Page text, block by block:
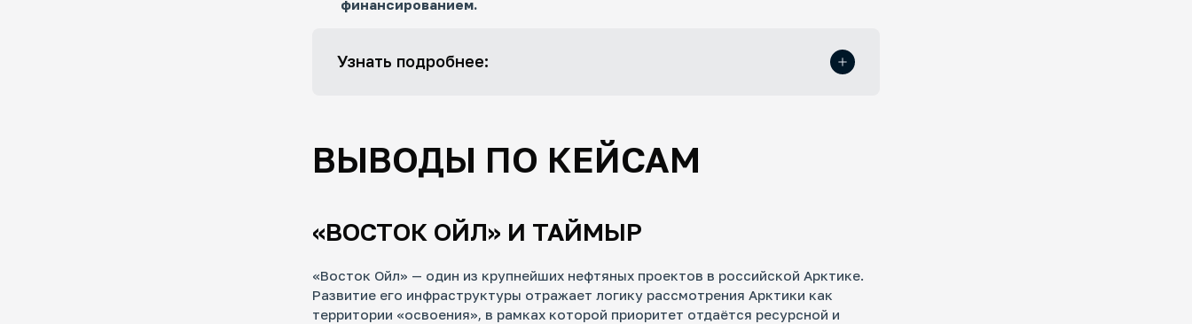
финансированием.
Узнать подробнее:
ВЫВОДЫ ПО КЕЙСАМ
«ВОСТОК ОЙЛ» И ТАЙМЫР
«Восток Ойл» — один из крупнейших нефтяных проектов в российской Арктике.
Развитие его инфраструктуры отражает логику рассмотрения Арктики как
территории «освоения», в рамках которой приоритет отдаётся ресурсной и